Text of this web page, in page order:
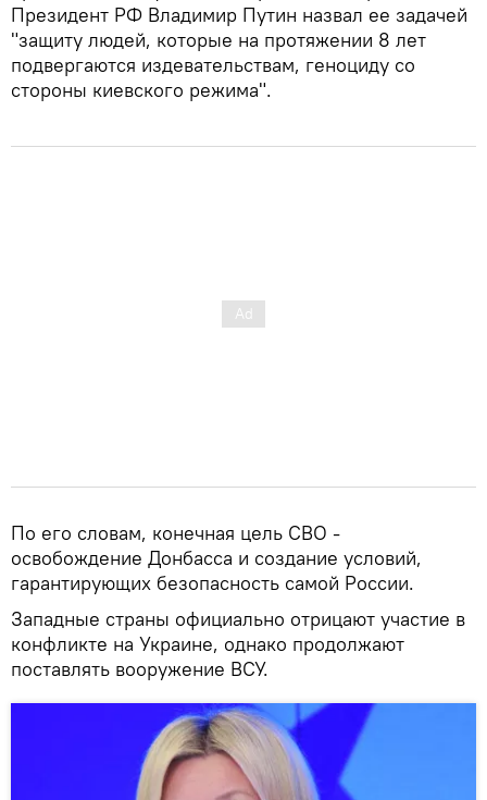
Президент РФ Владимир Путин назвал ее задачей
"защиту людей, которые на протяжении 8 лет
подвергаются издевательствам, геноциду со
стороны киевского режима".
По его словам, конечная цель СВО -
освобождение Донбасса и создание условий,
гарантирующих безопасность самой России.
Западные страны официально отрицают участие в
конфликте на Украине, однако продолжают
поставлять вооружение ВСУ.